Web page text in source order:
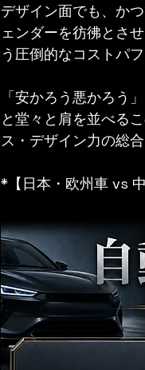
デザイン面でも、か
ェンダーを彷彿とさ
う圧倒的なコストパ
「安かろう悪かろう
と堂々と肩を並べる
ス・デザイン力の総
*【日本・欧州車 vs